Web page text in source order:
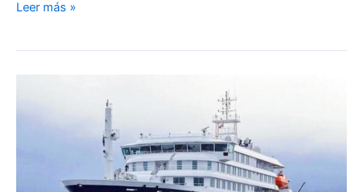
Leer más »
positivos